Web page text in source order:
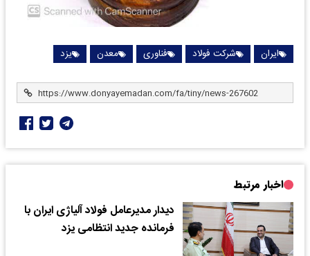
ایران شرکت فولاد فناوری معدن یزد
اخبار مرتبط
دیدار مدیرعامل فولاد آلیاژی ایران با
فرمانده جدید انتظامی یزد